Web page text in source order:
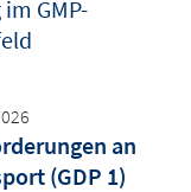
GMP-
an
(GDP 1)